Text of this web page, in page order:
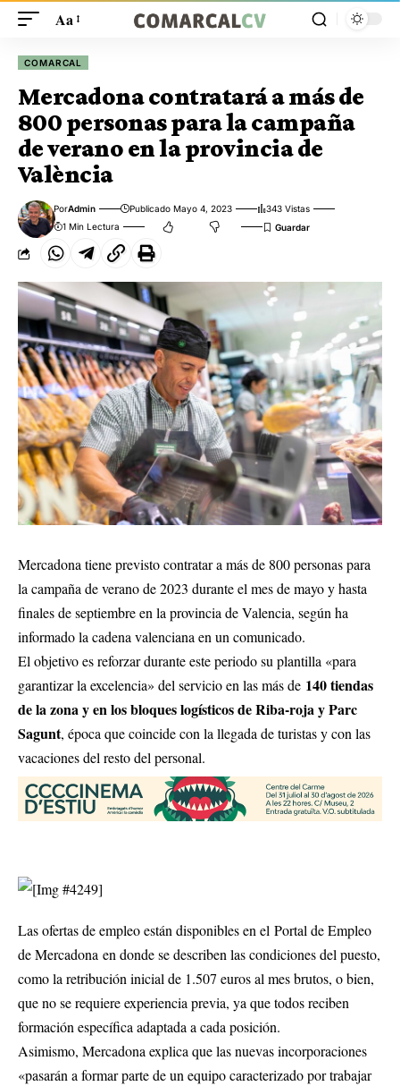
Aa
COMARCAL
Mercadona contratará a más de
800 personas para la campaña
de verano en la provincia de
València
PorAdmin Publicado Mayo 4, 2023
343 Vistas
1 Min Lectura
Mercadona tiene previsto contratar a más de 800 personas para
la campaña de verano de 2023 durante el mes de mayo y hasta
finales de septiembre en la provincia de Valencia, según ha
informado la cadena valenciana en un comunicado.
El objetivo es reforzar durante este periodo su plantilla «para
garantizar la excelencia» del servicio en las más de 140 tiendas
de la zona y en los bloques logísticos de Riba-roja y Parc
Sagunt, época que coincide con la llegada de turistas y con las
vacaciones del resto del personal.
Las ofertas de empleo están disponibles en el Portal de Empleo
de Mercadona en donde se describen las condiciones del puesto,
como la retribución inicial de 1.507 euros al mes brutos, o bien,
que no se requiere experiencia previa, ya que todos reciben
formación específica adaptada a cada posición.
Asimismo, Mercadona explica que las nuevas incorporaciones
«pasarán a formar parte de un equipo caracterizado por trabajar